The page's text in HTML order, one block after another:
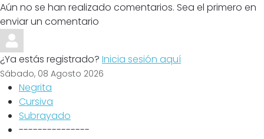
Aún no se han realizado comentarios. Sea el primero en
enviar un comentario
¿Ya estás registrado? Inicia sesión aquí
Sábado, 08 Agosto 2026
Negrita
Cursiva
Subrayado
---------------